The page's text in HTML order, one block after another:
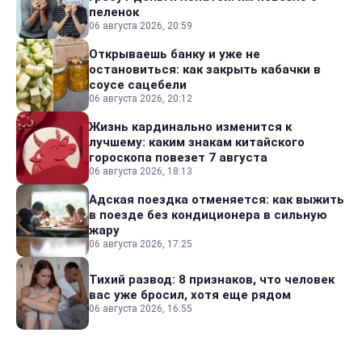
пеленок
06 августа 2026, 20:59
Открываешь банку и уже не
остановиться: как закрыть кабачки в
соусе сацебели
06 августа 2026, 20:12
Жизнь кардинально изменится к
лучшему: каким знакам китайского
гороскопа повезет 7 августа
06 августа 2026, 18:13
Адская поездка отменяется: как выжить
в поезде без кондиционера в сильную
жару
06 августа 2026, 17:25
Тихий развод: 8 признаков, что человек
вас уже бросил, хотя еще рядом
06 августа 2026, 16:55